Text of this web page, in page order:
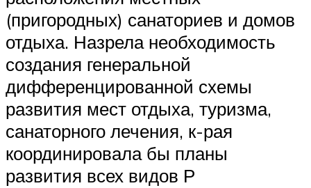
(пригородных) санаториев и домов
отдыха. Назрела необходимость
создания генеральной
дифференцированной схемы
развития мест отдыха, туризма,
санаторного лечения, к-рая
координировала бы планы
развития всех видов Р